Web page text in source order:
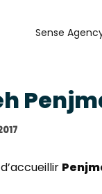
Sense